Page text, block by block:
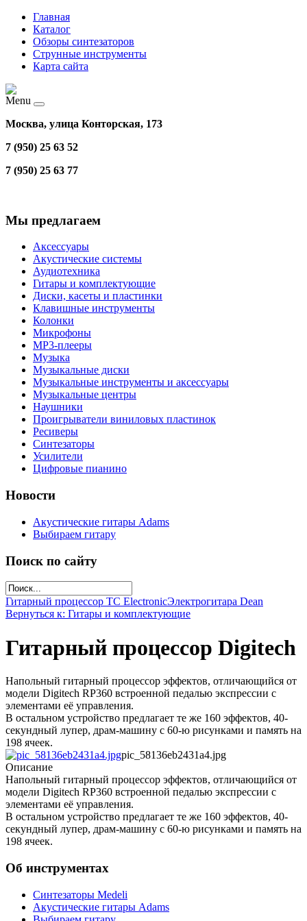
Главная
Каталог
Обзоры синтезаторов
Струнные инструменты
Карта сайта
Menu
Москва, улица Конторская, 173
7 (950) 25 63 52
7 (950) 25 63 77
Мы предлагаем
Аксессуары
Акустические системы
Аудиотехника
Гитары и комплектующие
Диски, касеты и пластинки
Клавишные инструменты
Колонки
Микрофоны
МР3-плееры
Музыка
Музыкальные диски
Музыкальные инструменты и аксессуары
Музыкальные центры
Наушники
Проигрыватели виниловых пластинок
Ресиверы
Синтезаторы
Усилители
Цифровые пианино
Новости
Акустические гитары Adams
Выбираем гитару
Поиск по сайту
Гитарный процессор TC ElectronicЭлектрогитара Dean
Вернуться к: Гитары и комплектующие
Гитарный процессор Digitech
Напольный гитарный процессор эффектов, отличающийся от
модели Digitech RP360 встроенной педалью экспрессии с
элементами её управления.
В остальном устройство предлагает те же 160 эффектов, 40-
секундный лупер, драм-машину с 60-ю рисунками и память на
198 ячеек.
pic_58136eb2431a4.jpg
Описание
Напольный гитарный процессор эффектов, отличающийся от
модели Digitech RP360 встроенной педалью экспрессии с
элементами её управления.
В остальном устройство предлагает те же 160 эффектов, 40-
секундный лупер, драм-машину с 60-ю рисунками и память на
198 ячеек.
Об инструментах
Синтезаторы Мedeli
Акустические гитары Adams